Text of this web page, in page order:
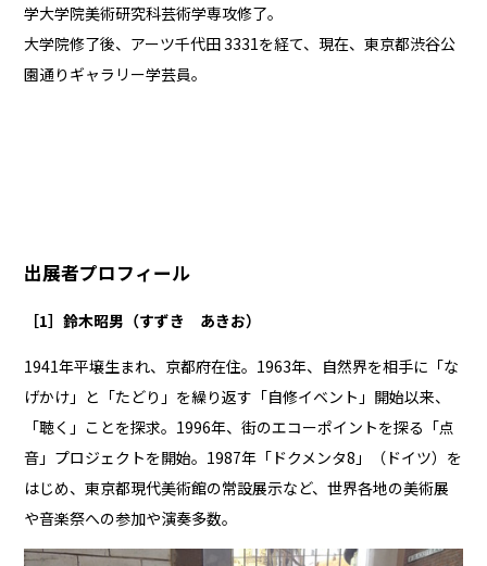
学大学院美術研究科芸術学専攻修了。
大学院修了後、アーツ千代田 3331を経て、現在、東京都渋谷公
園通りギャラリー学芸員。
出展者プロフィール
［1］鈴木昭男（すずき あきお）
1941年平壌生まれ、京都府在住。1963年、自然界を相手に「な
げかけ」と「たどり」を繰り返す「自修イベント」開始以来、
「聴く」ことを探求。1996年、街のエコーポイントを探る「点
音」プロジェクトを開始。1987年「ドクメンタ8」（ドイツ）を
はじめ、東京都現代美術館の常設展示など、世界各地の美術展
や音楽祭への参加や演奏多数。